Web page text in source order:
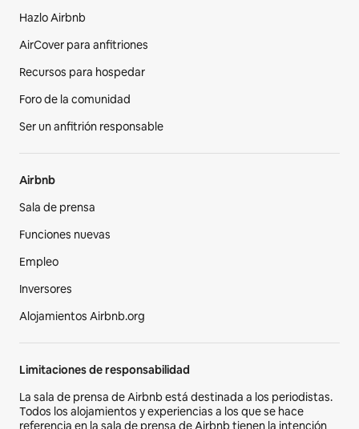
Hazlo Airbnb
AirCover para anfitriones
Recursos para hospedar
Foro de la comunidad
Ser un anfitrión responsable
Airbnb
Sala de prensa
Funciones nuevas
Empleo
Inversores
Alojamientos Airbnb.org
Limitaciones de responsabilidad
La sala de prensa de Airbnb está destinada a los periodistas.
Todos los alojamientos y experiencias a los que se hace
referencia en la sala de prensa de Airbnb tienen la intención